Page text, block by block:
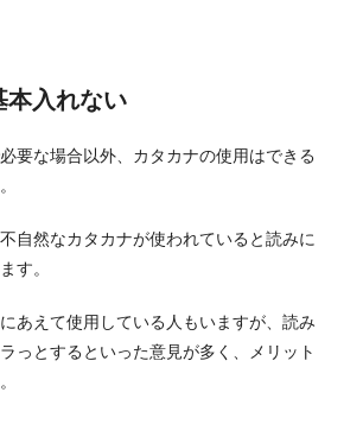
本入れない
要な場合以外、カタカナの使用はできる
自然なカタカナが使われていると読みに
す。
あえて使用している人もいますが、読み
っとするといった意見が多く、メリット